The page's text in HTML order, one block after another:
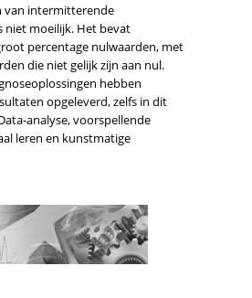
van intermitterende
niet moeilijk. Het bevat
percentage nulwaarden, met
die niet gelijk zijn aan nul.
hebben
opgeleverd, zelfs in dit
analyse, voorspellende
leren en kunstmatige